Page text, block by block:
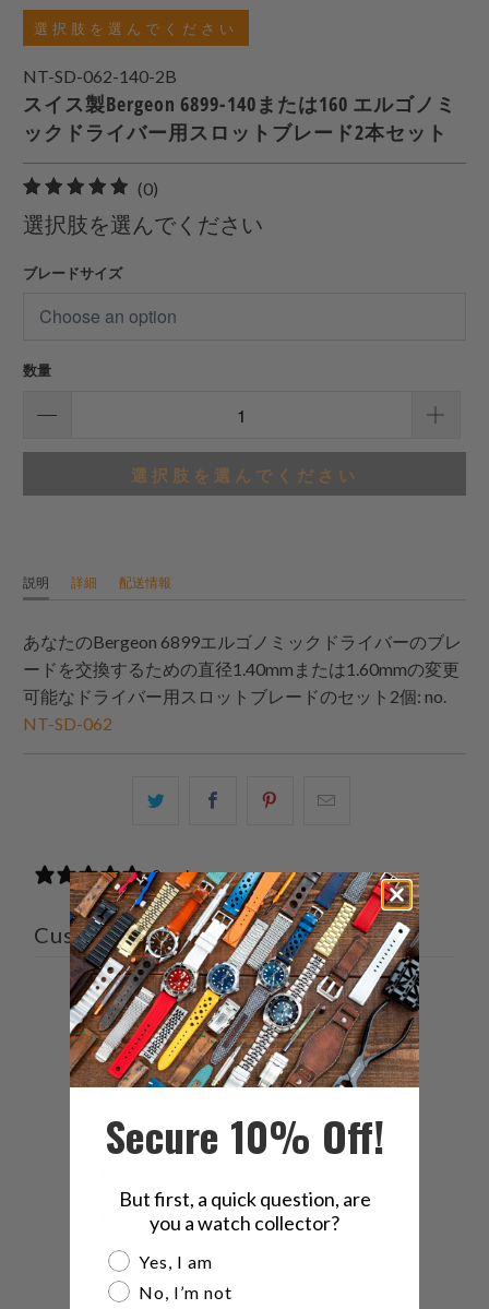
選択肢を選んでください
NT-SD-062-140-2B
スイス製Bergeon 6899-140または160 エルゴノミ
ックドライバー用スロットブレード2本セット
(0)
合
計
ュ
選択肢を選んでください
ブレードサイズ
数量
選択肢を選んでください
説明 詳細 配送情報
あなたのBergeon 6899エルゴノミックドライバーのブレ
ードを交換するための直径1.40mmまたは1.60mmの変更
可能なドライバー用スロットブレードのセット2個: no.
NT-SD-062
容
を
Twitter
で
共
有
す
る
Facebook
有
す
る
Pinterest
有
す
る
ー
ル
を
友
達
に
送
っ
く
だ
い。
0 reviews
Customer reviews
0 / 50 reviews
5 0%
0
Secure 10% Off!
But first, a quick question, are
you a watch collector?
Are you a watch collector?
Yes, I am
No, I’m not